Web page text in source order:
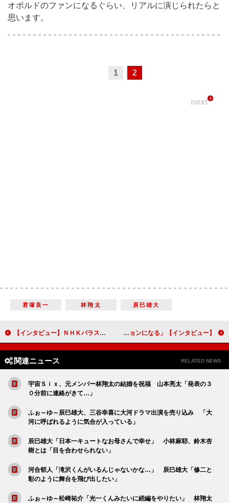
オポルドのファンになるぐらい、リアルに演じられたらと
思います。
1 2
next
君塚良一 林翔太 辰巳雄大
【インタビュー】ＮＨＫパラスポーツ×特撮ドラマ「超速パラヒーロー ガンディーン」奥野壮「撮影前の１カ月間は、車いすで生活をしました」 【インタビュー】舞台「物語なき、この世界。」岡田将生、憧れの人・峯田和伸との共演に「これまでとは違うセッションになる」
関連ニュース RELATED NEWS
宇宙Ｓｉｘ、元メンバー林翔太の結婚を祝福 山本亮太「発表の３
０分前に連絡がきて…」
ふぉ～ゆ～辰巳雄大、三谷幸喜に大河ドラマ出演を売り込み 「大
河に呼ばれるように気合が入っている」
辰巳雄大「日本一キュートなお母さんで幸せ」 小林麻耶、鈴木杏
樹とは「目を合わせられない」
河合郁人「滝沢くんがいるんじゃないかな…」 辰巳雄大「修二と
彰のように舞台を飛び出したい」
ふぉ～ゆ～松崎祐介「光一くんみたいに続編をやりたい」 林翔太